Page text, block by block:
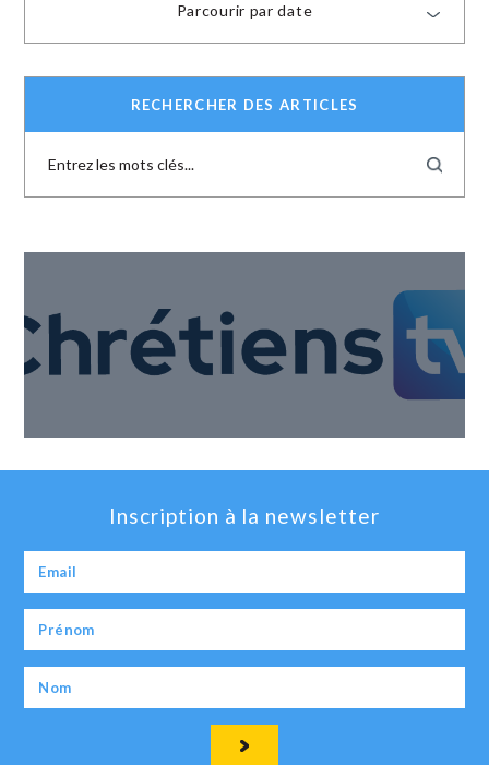
Parcourir par date
RECHERCHER DES ARTICLES
Inscription à la newsletter